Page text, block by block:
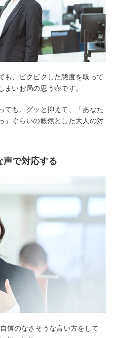
も、ビクビクした態度を取って
まいお局の思う壺です。
ても、グッと抑えて、「あなた
」ぐらいの毅然とした大人の対
で対応する
信のなさそうな言い方をして